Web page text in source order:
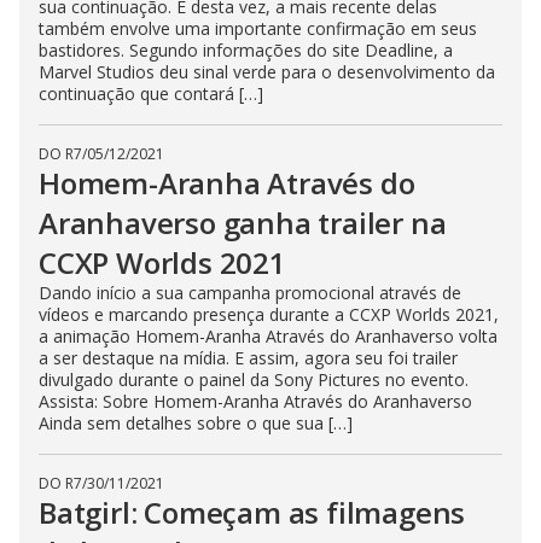
sua continuação. E desta vez, a mais recente delas
também envolve uma importante confirmação em seus
bastidores. Segundo informações do site Deadline, a
Marvel Studios deu sinal verde para o desenvolvimento da
continuação que contará […]
DO R7/05/12/2021
Homem-Aranha Através do
Aranhaverso ganha trailer na
CCXP Worlds 2021
Dando início a sua campanha promocional através de
vídeos e marcando presença durante a CCXP Worlds 2021,
a animação Homem-Aranha Através do Aranhaverso volta
a ser destaque na mídia. E assim, agora seu foi trailer
divulgado durante o painel da Sony Pictures no evento.
Assista: Sobre Homem-Aranha Através do Aranhaverso
Ainda sem detalhes sobre o que sua […]
DO R7/30/11/2021
Batgirl: Começam as filmagens